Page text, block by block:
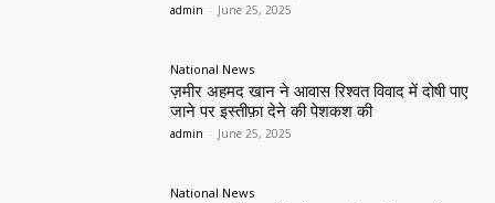
admin - June 25, 2025
National News
ज़मीर अहमद खान ने आवास रिश्वत विवाद में दोषी पाए
जाने पर इस्तीफ़ा देने की पेशकश की
admin - June 25, 2025
National News